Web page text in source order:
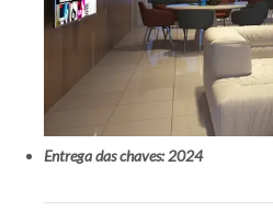
Entrega das chaves: 2024